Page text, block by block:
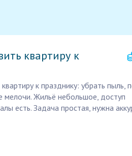
квартиру к
к празднику: убрать пыль,
мелочи. Жильё небольшое, доступ
есть. Задача простая, нужна